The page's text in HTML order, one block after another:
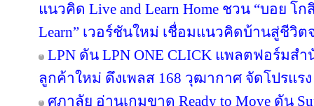
แนวคิด Live and Learn Home ชวน “บอย โ
Learn” เวอร์ชันใหม่ เชื่อมแนวคิดบ้านสู่ชีวิต
LPN ดัน LPN ONE CLICK แพลตฟอร์มส
ลูกค้าใหม่ ดึงเพลส 168 วุฒากาศ จัดโปรแร
ศุภาลัย อ่านเกมขาด Ready to Move ดัน